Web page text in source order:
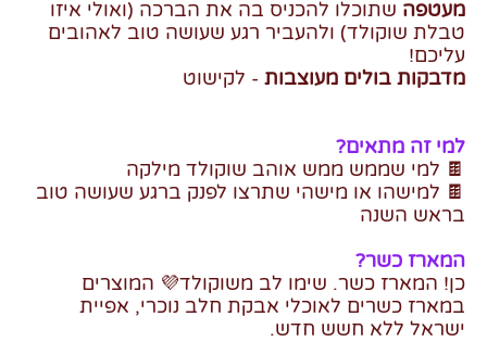
מעטפה שתוכלו להכניס בה את הברכה (ואולי איזו
טבלת שוקולד) ולהעביר רגע שעושה טוב לאהובים
עליכם!
מדבקות בולים מעוצבות - לקישוט
למי זה מתאים?
🍫 למי שממש ממש אוהב שוקולד מילקה
🍫 למישהו או מישהי שתרצו לפנק ברגע שעושה טוב
בראש השנה
המארז כשר?
כן! המארז כשר. שימו לב משוקולד💜 המוצרים
במארז כשרים לאוכלי אבקת חלב נוכרי, אפיית
ישראל ללא חשש חדש.